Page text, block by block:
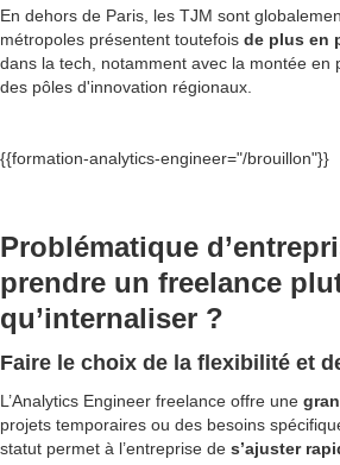
En dehors de Paris, les TJM sont
métropoles présentent toutefois de plus en
dans la tech, notamment avec la montée en
des pôles d'innovation régionaux.
{{formation-analytics-engineer="/brouillon"}}
Problématique
prendre un freelance
qu’internaliser ?
Faire le choix de la flexibilité et
L’Analytics Engineer freelance offre une
projets temporaires ou des besoins
statut permet à l’entreprise de s’ajuster